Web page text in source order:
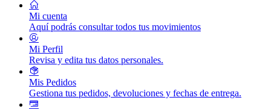
Mi cuenta
Aquí podrás consultar todos tus movimientos
Mi Perfil
Revisa y edita tus datos personales.
Mis Pedidos
Gestiona tus pedidos, devoluciones y fechas de entrega.